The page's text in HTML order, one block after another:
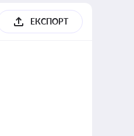
ЕКСПОРТ